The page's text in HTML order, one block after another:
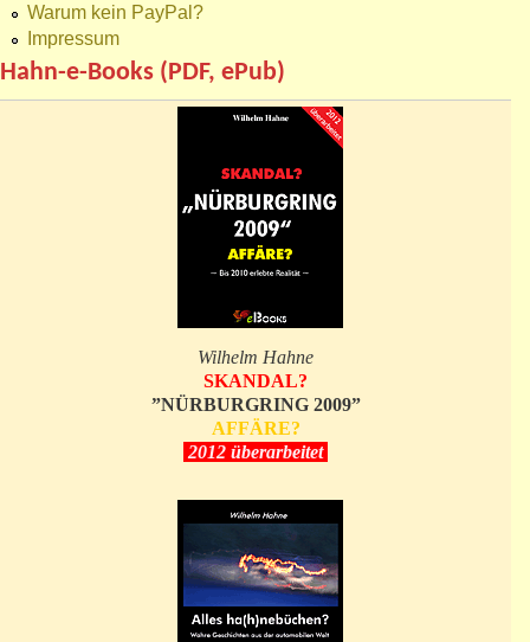
Warum kein PayPal?
Impressum
Hahn-e-Books (PDF, ePub)
Wilhelm Hahne
SKANDAL?
”NÜRBURGRING 2009”
AFFÄRE?
2012 überarbeitet